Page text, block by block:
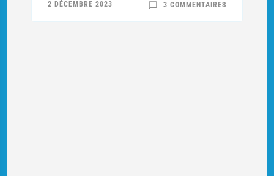
3 COMMENTAIRESSUR
2 DÉCEMBRE 2023